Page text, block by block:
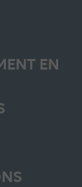
EN